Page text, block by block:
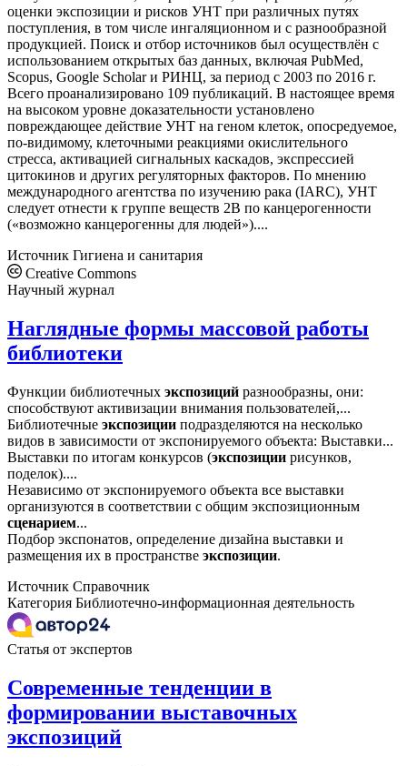
оценки экспозиции и рисков УНТ при различных путях
поступления, в том числе ингаляционном и с разнообразной
продукцией. Поиск и отбор источников был осуществлён с
использованием открытых баз данных, включая PubMed,
Scopus, Google Scholar и РИНЦ, за период с 2003 по 2016 г.
Всего проанализировано 109 публикаций. В настоящее время
на высоком уровне доказательности установлено
повреждающее действие УНТ на геном клеток, опосредуемое,
по-видимому, клеточными реакциями окислительного
стресса, активацией сигнальных каскадов, экспрессией
цитокинов и других регуляторных факторов. По мнению
международного агентства по изучению рака (IARC), УНТ
следует отнести к группе веществ 2В по канцерогенности
(«возможно канцерогенны для людей»)....
Источник Гигиена и санитария
Creative Commons
Научный журнал
Наглядные формы массовой работы
библиотеки
Функции библиотечных экспозиций разнообразны, они:
способствуют активизации внимания пользователей,...
Библиотечные экспозиции подразделяются на несколько
видов в зависимости от экспонируемого объекта: Выставки...
Выставки по итогам конкурсов (экспозиции рисунков,
поделок)....
Независимо от экспонируемого объекта все выставки
организуются в соответствии с общим экспозиционным
сценарием...
Подбор экспонатов, определение дизайна выставки и
размещения их в пространстве экспозиции.
Источник Справочник
Категория Библиотечно-информационная деятельность
Статья от экспертов
Современные тенденции в
формировании выставочных
экспозиций